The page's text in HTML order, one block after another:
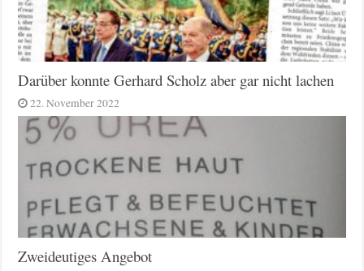
Darüber konnte Gerhard Scholz aber gar nicht lachen
22. November 2022
Zweideutiges Angebot